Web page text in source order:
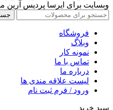
وبسایت برای ایرسا پردیس
فروشگاه
وبلاگ
نمونه کار
تماس با ما
درباره ما
لیست علاقه مندی ها
ورود / فرم ثبت نام
سبد خرید